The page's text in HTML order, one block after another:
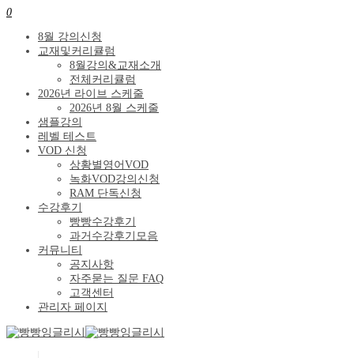
0
8월 강의신청
교재및커리큘럼
8월강의&교재소개
전체커리큘럼
2026년 라이브 스케줄
2026년 8월 스케줄
샘플강의
레벨 테스트
VOD 신청
상황별영어VOD
녹화VOD강의신청
RAM 단독신청
수강후기
빵빵수강후기
과거수강후기모음
커뮤니티
공지사항
자주묻는 질문 FAQ
고객센터
관리자 페이지